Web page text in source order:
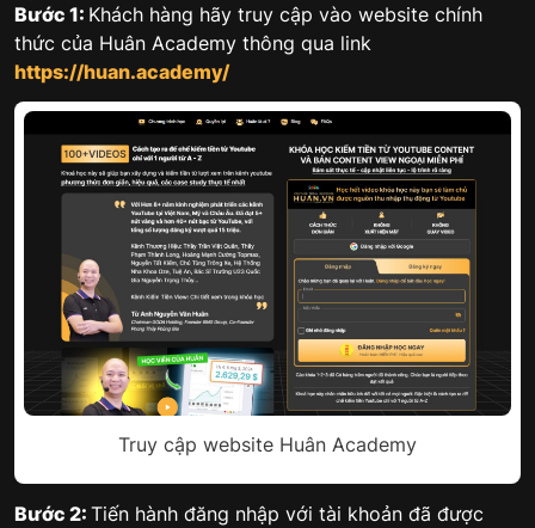
Bước 1: Khách hàng hãy truy cập vào website chính
thức của Huân Academy thông qua link
https://huan.academy/
Truy cập website Huân Academy
Bước 2: Tiến hành đăng nhập với tài khoản đã được